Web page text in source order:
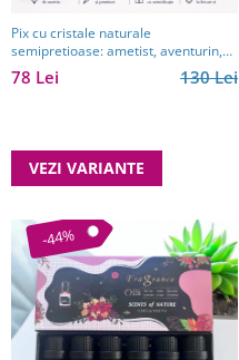
Pix cu cristale naturale
semipretioase: ametist, aventurin,
lapis lazuli, ochi de tigru, citrin și
cuarț roz
130 Lei
78 Lei
VEZI VARIANTE
-44%